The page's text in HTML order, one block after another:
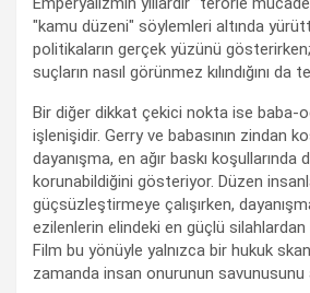
"kamu düzeni" söylemleri altında
politikaların gerçek yüzünü
suçların nasıl görünmez kılındığını da
Bir diğer dikkat çekici nokta ise baba-
işlenişidir. Gerry ve babasının zindan
dayanışma, en ağır baskı koşullarında
korunabildiğini gösteriyor. Düzen
güçsüzleştirmeye çalışırken,
ezilenlerin elindeki en güçlü silahlardan
Film bu yönüyle yalnızca bir hukuk
zamanda insan onurunun savunusunu